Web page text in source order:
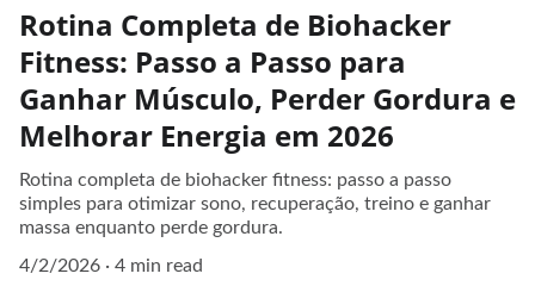
Rotina Completa de Biohacker
Fitness: Passo a Passo para
Ganhar Músculo, Perder Gordura e
Melhorar Energia em 2026
Rotina completa de biohacker fitness: passo a passo
simples para otimizar sono, recuperação, treino e ganhar
massa enquanto perde gordura.
4/2/2026
4 min read